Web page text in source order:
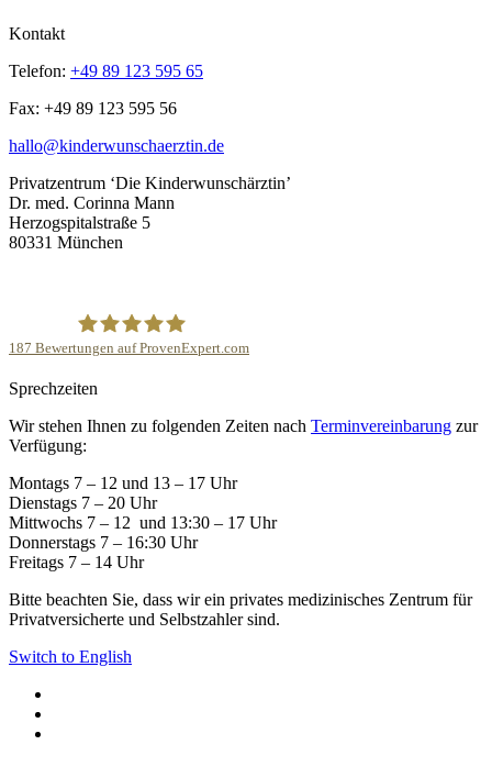
Kontakt
Telefon: +49 89 123 595 65
Fax: +49 89 123 595 56
hallo@kinderwunschaerztin.de
Privatzentrum ‘Die Kinderwunschärztin’
Dr. med. Corinna Mann
Herzogspitalstraße 5
80331 München
Privatpraxis ‘Die Kinderwunschärztin’- Dr.med.Corinna
187 Bewertungen auf ProvenExpert.com
Sprechzeiten
Wir stehen Ihnen zu folgenden Zeiten nach Terminvereinbarung zur
Verfügung:
Montags 7 – 12 und 13 – 17 Uhr
Dienstags 7 – 20 Uhr
Mittwochs 7 – 12 und 13:30 – 17 Uhr
Donnerstags 7 – 16:30 Uhr
Freitags 7 – 14 Uhr
Bitte beachten Sie, dass wir ein privates medizinisches Zentrum für
Privatversicherte und Selbstzahler sind.
Switch to English